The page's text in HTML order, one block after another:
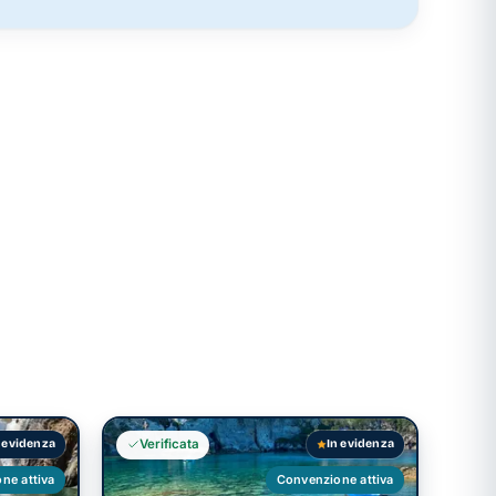
attiva
evidenza Verificata
Convenzione attiva
In evidenza